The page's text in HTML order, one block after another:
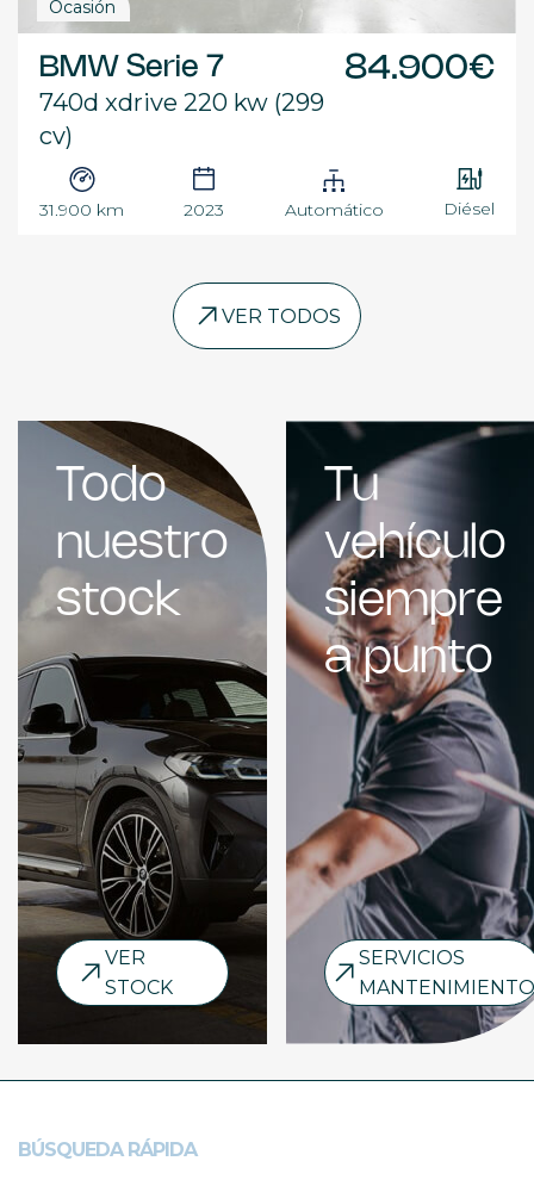
Ocasión
BMW Serie 7
740d xdrive 220 kw (299
cv)
84.900€
31.900 km 2023 Automático Diésel
VER TODOS
Todo
nuestro
stock
VER
STOCK
Tu
vehículo
siempre
a punto
SERVICIOS
MANTENIMIENTO
BÚSQUEDA RÁPIDA